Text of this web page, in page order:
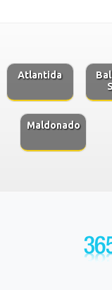
Atlantida
Maldonado